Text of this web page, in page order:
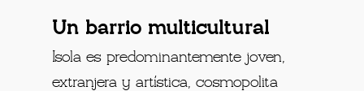
Un barrio multicultural
Isola es predominantemente joven,
extranjera y artística, cosmopolita